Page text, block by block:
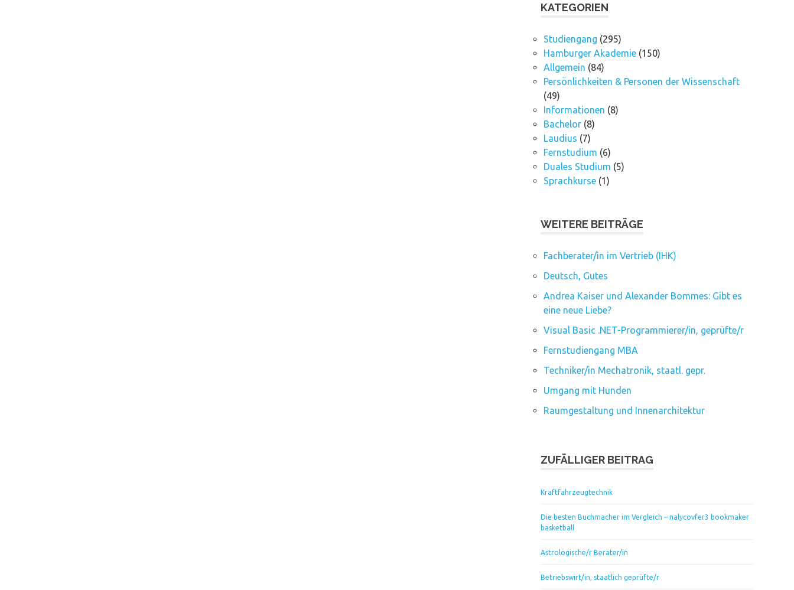
KATEGORIEN
Studiengang (295)
Hamburger Akademie (150)
Allgemein (84)
Persönlichkeiten & Personen der Wissenschaft
(49)
Informationen (8)
Bachelor (8)
Laudius (7)
Fernstudium (6)
Duales Studium (5)
Sprachkurse (1)
WEITERE BEITRÄGE
Fachberater/in im Vertrieb (IHK)
Deutsch, Gutes
Andrea Kaiser und Alexander Bommes: Gibt es
eine neue Liebe?
Visual Basic .NET-Programmierer/in, geprüfte/r
Fernstudiengang MBA
Techniker/in Mechatronik, staatl. gepr.
Umgang mit Hunden
Raumgestaltung und Innenarchitektur
ZUFÄLLIGER BEITRAG
Kraftfahrzeugtechnik
Die besten Buchmacher im Vergleich – nalycovfer3 bookmaker
basketball
Astrologische/r Berater/in
Betriebswirt/in, staatlich geprüfte/r